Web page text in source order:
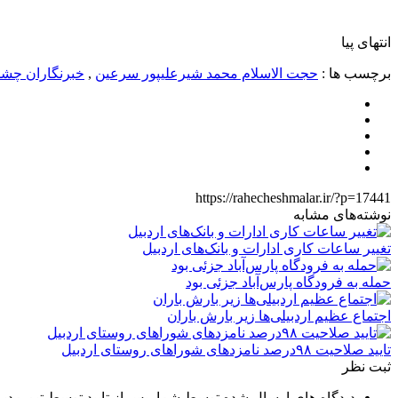
انتهای پیا
برچسب ها : حجت الاسلام محمد شیرعلیپور سرعین , خبرنگاران
https://rahecheshmalar.ir/?p=17441
نوشته‌های مشابه
تغییر ساعات کاری ادارات و بانک‌های اردبیل
حمله به فرودگاه پارس‌‌آباد جزئی بود
اجتماع عظیم اردبیلی‌ها زیر بارش باران
تایید صلاحیت ۹۸درصد نامزدهای شوراهای روستای اردبیل
ثبت نظر